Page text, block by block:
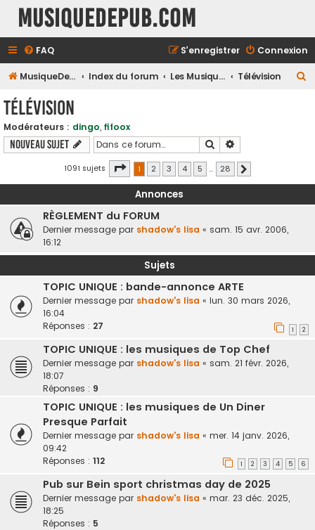
MusiqueDePub.com
FAQ Connexion
S’enregistrer
MusiqueDePub.com Index du forum Les Musiques Diverses Télévision
c
h
Télévision
Modérateurs : dingo, fifoox
Nouveau sujet Rechercher
1091 sujets Page 1sur28
1 2 3 4 5 … 28
Annonces
RÈGLEMENT du FORUM
Dernier message par shadow's lisa « sam. 15 avr. 2006,
16:12
Sujets
TOPIC UNIQUE : bande-annonce ARTE
Dernier message par shadow's lisa « lun. 30 mars 2026,
16:04
Réponses : 27 1 2
TOPIC UNIQUE : les musiques de Top Chef
Dernier message par shadow's lisa « sam. 21 févr. 2026,
18:07
Réponses : 9
TOPIC UNIQUE : les musiques de Un Diner
Presque Parfait
Dernier message par shadow's lisa « mer. 14 janv. 2026,
09:42
Réponses : 112 1 2 3 4 5 6
Pub sur Bein sport christmas day de 2025
Dernier message par shadow's lisa « mar. 23 déc. 2025,
18:25
Réponses : 5